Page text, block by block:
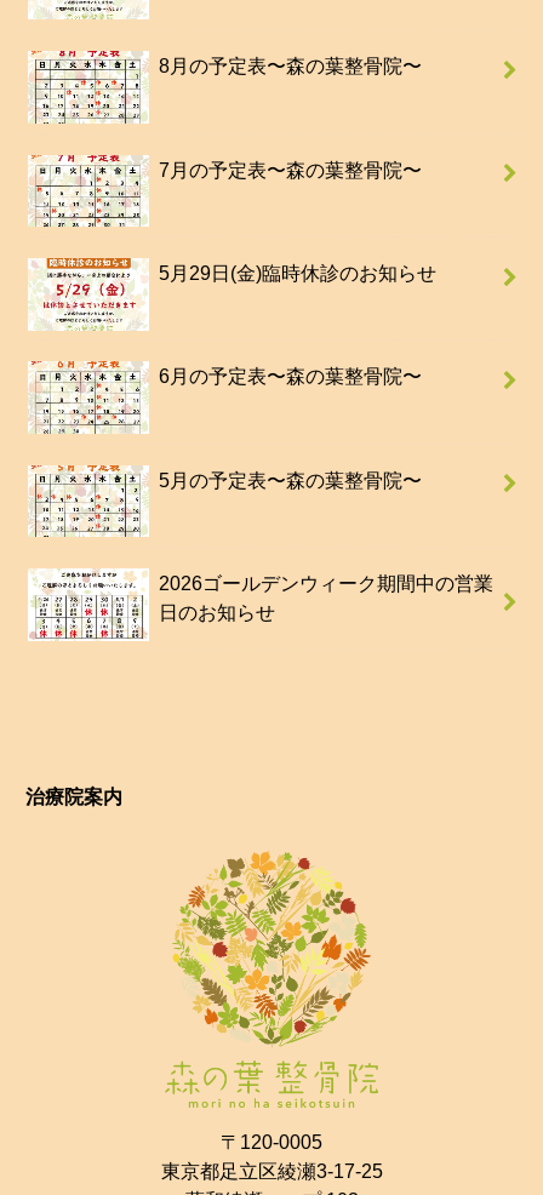
8月の予定表〜森の葉整骨院〜
7月の予定表〜森の葉整骨院〜
5月29日(金)臨時休診のお知らせ
6月の予定表〜森の葉整骨院〜
5月の予定表〜森の葉整骨院〜
2026ゴールデンウィーク期間中の営業
日のお知らせ
治療院案内
〒120-0005
東京都足立区綾瀬3-17-25